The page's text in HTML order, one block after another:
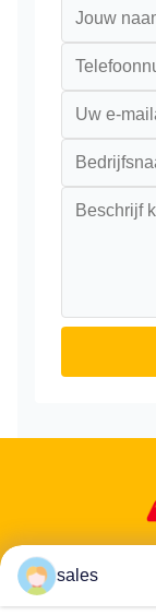
sales